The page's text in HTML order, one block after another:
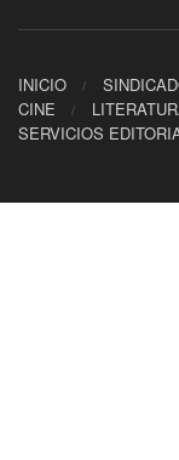
INICIO
CINE
SERVICIOS